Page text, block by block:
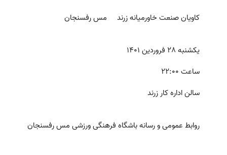
کاویان صنعت خاورمیانه زرند مس رفسنجان
یکشنبه 28 فروردین 1401
ساعت 22:00
سالن اداره کار زرند
روابط عمومی و رسانه باشگاه فرهنگی ورزشی مس رفسنجان